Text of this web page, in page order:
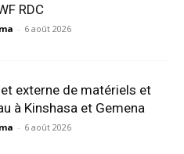
RDC
- 6 août 2026
externe de matériels et
à Kinshasa et Gemena
- 6 août 2026